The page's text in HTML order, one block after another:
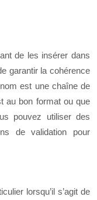
de les insérer dans
garantir la cohérence
est une chaîne de
au bon format ou que
pouvez utiliser des
de validation pour
lorsqu’il s’agit de